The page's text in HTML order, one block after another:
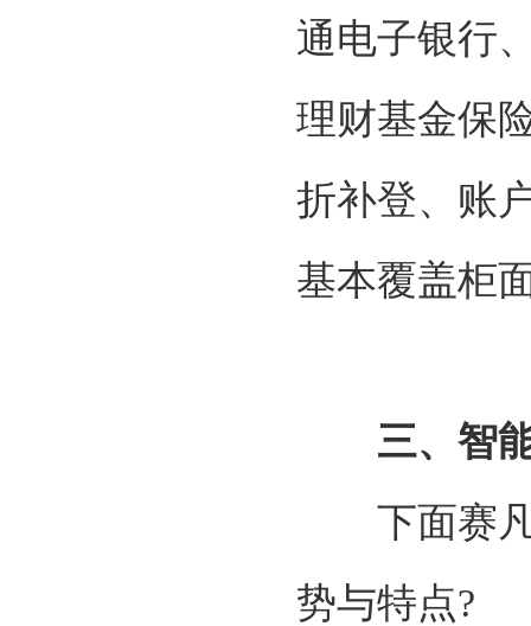
通电子银行
理财基金保
折补登、账
基本覆盖柜
三、智
下面赛凡
势与特点?